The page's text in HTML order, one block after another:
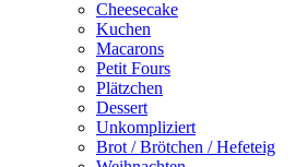
Cheesecake
Kuchen
Macarons
Petit Fours
Plätzchen
Dessert
Unkompliziert
Brot / Brötchen / Hefeteig